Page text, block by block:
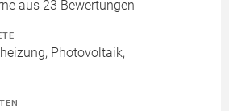
aus 23 Bewertungen
Photovoltaik,